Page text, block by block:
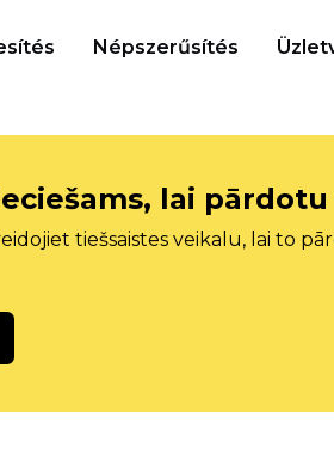
Népszerűsítés
lai
tiešsaistes veikalu, lai to